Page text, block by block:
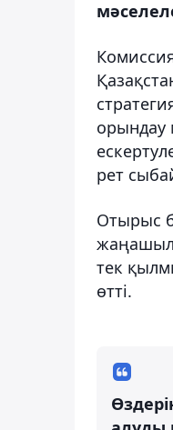
орындау
рет
Отырыс
тек
өтті.